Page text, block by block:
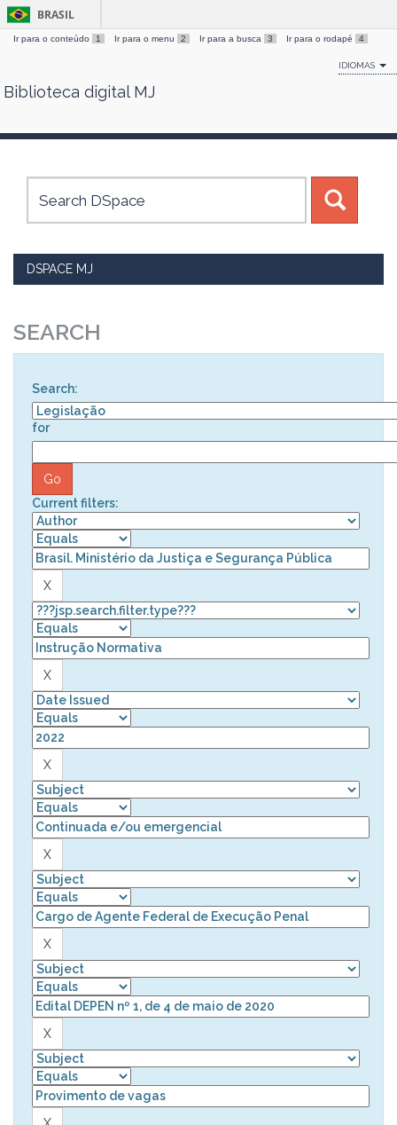
Skip
BRASIL
Ir para o conteúdo 1 Ir para o menu 2 Ir para a busca 3 Ir para o rodapé 4
IDIOMAS
Biblioteca digital MJ
DSPACE MJ
SEARCH
Search:
for
Current filters: